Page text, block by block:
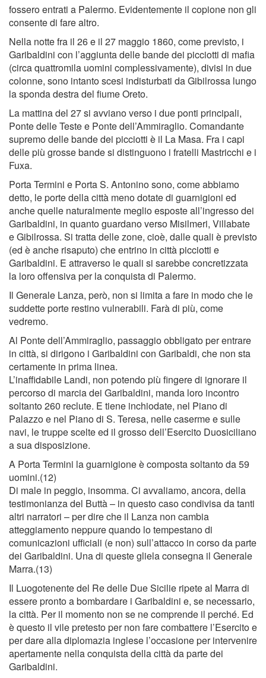
fossero entrati a Palermo. Evidentemente il copione non gli
consente di fare altro.
Nella notte fra il 26 e il 27 maggio 1860, come previsto, i
Garibaldini con l’aggiunta delle bande dei picciotti di maﬁa
(circa quattromila uomini complessivamente), divisi in due
colonne, sono intanto scesi indisturbati da Gibilrossa lungo
la sponda destra del ﬁume Oreto.
La mattina del 27 si avviano verso i due ponti principali,
Ponte delle Teste e Ponte dell’Ammiraglio. Comandante
supremo delle bande dei picciotti è il La Masa. Fra i capi
delle più grosse bande si distinguono i fratelli Mastricchi e i
Fuxa.
Porta Termini e Porta S. Antonino sono, come abbiamo
detto, le porte della città meno dotate di guarnigioni ed
anche quelle naturalmente meglio esposte all’ingresso dei
Garibaldini, in quanto guardano verso Misilmeri, Villabate
e Gibilrossa. Si tratta delle zone, cioè, dalle quali è previsto
(ed è anche risaputo) che entrino in città picciotti e
Garibaldini. E attraverso le quali si sarebbe concretizzata
la loro offensiva per la conquista di Palermo.
Il Generale Lanza, però, non si limita a fare in modo che le
suddette porte restino vulnerabili. Farà di più, come
vedremo.
Al Ponte dell’Ammiraglio, passaggio obbligato per entrare
in città, si dirigono i Garibaldini con Garibaldi, che non sta
certamente in prima linea.
L’inafﬁdabile Landi, non potendo più ﬁngere di ignorare il
percorso di marcia dei Garibaldini, manda loro incontro
soltanto 260 reclute. E tiene inchiodate, nel Piano di
Palazzo e nel Piano di S. Teresa, nelle caserme e sulle
navi, le truppe scelte ed il grosso dell’Esercito Duosiciliano
a sua disposizione.
A Porta Termini la guarnigione è composta soltanto da 59
uomini.(12)
Di male in peggio, insomma. Ci avvaliamo, ancora, della
testimonianza del Buttà – in questo caso condivisa da tanti
altri narratori – per dire che il Lanza non cambia
atteggiamento neppure quando lo tempestano di
comunicazioni ufﬁciali (e non) sull’attacco in corso da parte
dei Garibaldini. Una di queste gliela consegna il Generale
Marra.(13)
Il Luogotenente del Re delle Due Sicilie ripete al Marra di
essere pronto a bombardare i Garibaldini e, se necessario,
la città. Per il momento non se ne comprende il perché. Ed
è questo il vile pretesto per non fare combattere l’Esercito e
per dare alla diplomazia inglese l’occasione per intervenire
apertamente nella conquista della città da parte dei
Garibaldini.